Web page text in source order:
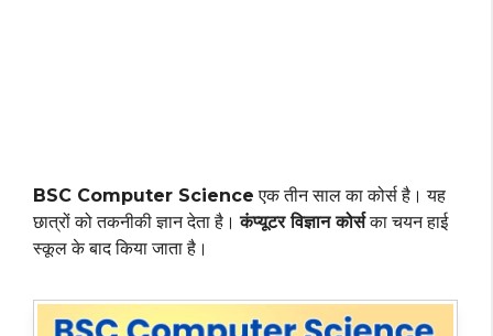
BSC Computer Science एक तीन साल का कोर्स है। यह
छात्रों को तकनीकी ज्ञान देता है।कंप्यूटर विज्ञान कोर्सका चयन हाई
स्कूल के बाद किया जाता है।